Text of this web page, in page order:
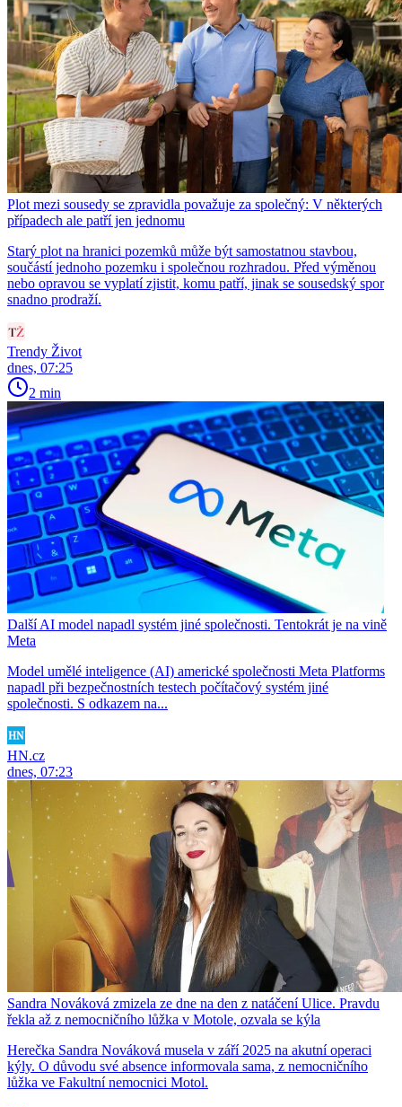
Plot mezi sousedy se zpravidla považuje za společný: V některých
případech ale patří jen jednomu
Starý plot na hranici pozemků může být samostatnou stavbou,
součástí jednoho pozemku i společnou rozhradou. Před výměnou
nebo opravou se vyplatí zjistit, komu patří, jinak se sousedský spor
snadno prodraží.
Trendy Život
dnes, 07:25
2 min
Další AI model napadl systém jiné společnosti. Tentokrát je na vině
Meta
Model umělé inteligence (AI) americké společnosti Meta Platforms
napadl při bezpečnostních testech počítačový systém jiné
společnosti. S odkazem na...
HN.cz
dnes, 07:23
Sandra Nováková zmizela ze dne na den z natáčení Ulice. Pravdu
řekla až z nemocničního lůžka v Motole, ozvala se kýla
Herečka Sandra Nováková musela v září 2025 na akutní operaci
kýly. O důvodu své absence informovala sama, z nemocničního
lůžka ve Fakultní nemocnici Motol.